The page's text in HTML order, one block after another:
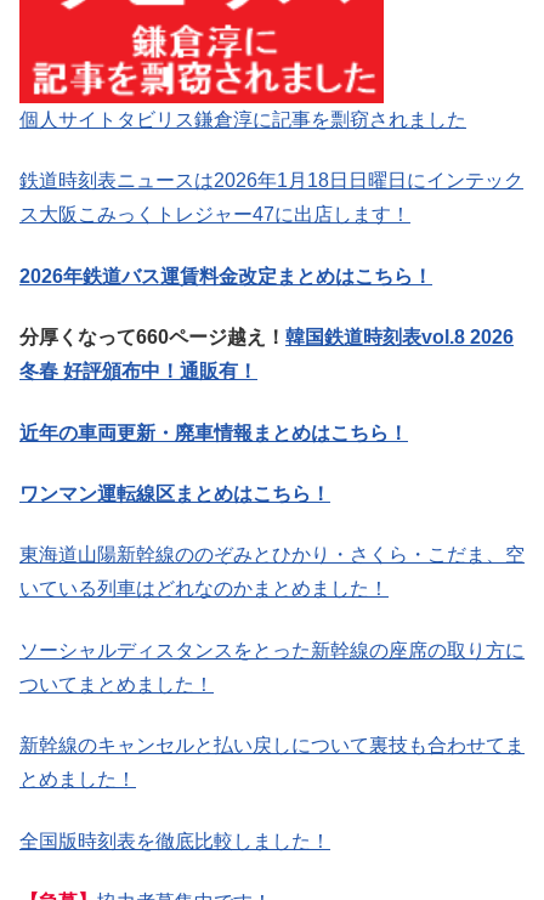
個人サイトタビリス鎌倉淳に記事を剽窃されました
鉄道時刻表ニュースは2026年1月18日日曜日にインテック
ス大阪こみっくトレジャー47に出店します！
2026年鉄道バス運賃料金改定まとめはこちら！
分厚くなって660ページ越え！ 韓国鉄道時刻表vol.8 2026
冬春 好評頒布中！通販有！
近年の車両更新・廃車情報まとめはこちら！
ワンマン運転線区まとめはこちら！
東海道山陽新幹線ののぞみとひかり・さくら・こだま、空
いている列車はどれなのかまとめました！
ソーシャルディスタンスをとった新幹線の座席の取り方に
ついてまとめました！
新幹線のキャンセルと払い戻しについて裏技も合わせてま
とめました！
全国版時刻表を徹底比較しました！